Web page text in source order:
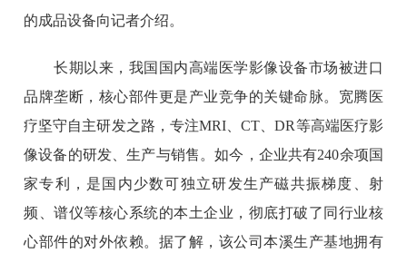
的成品设备向记者介绍。
长期以来，我国国内高端医学影像设备市场被进口
品牌垄断，核心部件更是产业竞争的关键命脉。宽腾医
疗坚守自主研发之路，专注MRI、CT、DR等高端医疗影
像设备的研发、生产与销售。如今，企业共有240余项国
家专利，是国内少数可独立研发生产磁共振梯度、射
频、谱仪等核心系统的本土企业，彻底打破了同行业核
心部件的对外依赖。据了解，该公司本溪生产基地拥有